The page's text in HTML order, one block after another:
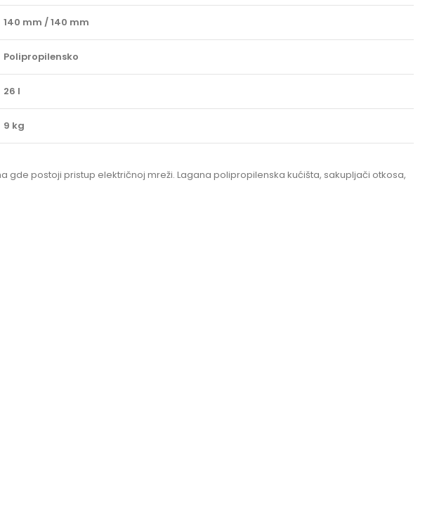
140 mm / 140 mm
Polipropilensko
26 l
9 kg
postoji pristup električnoj mreži. Lagana polipropilenska kućišta, sakupljači otkosa,